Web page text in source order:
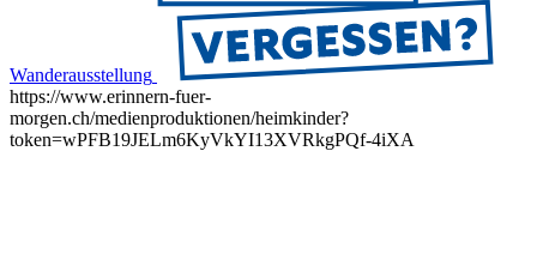
Wanderausstellung
https://www.erinnern-fuer-
morgen.ch/medienproduktionen/heimkinder?
token=wPFB19JELm6KyVkYI13XVRkgPQf-4iXA